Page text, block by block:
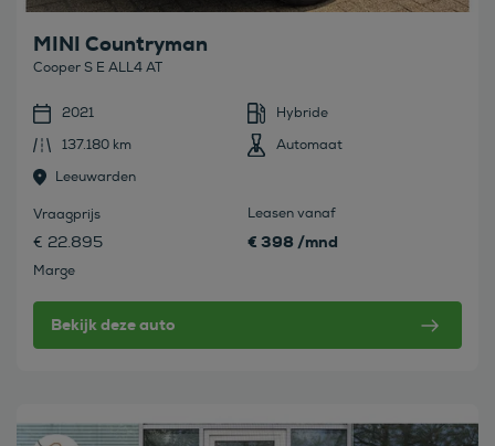
MINI Countryman
Cooper S E ALL4 AT
2021
Hybride
137.180 km
Automaat
Leeuwarden
Vraagprijs
€ 22.895
Marge
Leasen vanaf
€ 398 /mnd
Bekijk deze auto
Bekijk deze auto